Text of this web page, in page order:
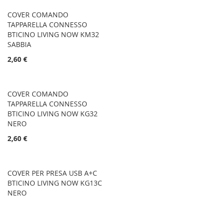
COVER COMANDO
TAPPARELLA CONNESSO
BTICINO LIVING NOW KM32
SABBIA
2,60 €
COVER COMANDO
TAPPARELLA CONNESSO
BTICINO LIVING NOW KG32
NERO
2,60 €
COVER PER PRESA USB A+C
BTICINO LIVING NOW KG13C
NERO